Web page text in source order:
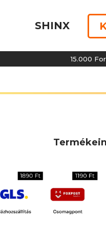
SHINX
15.000 Forint